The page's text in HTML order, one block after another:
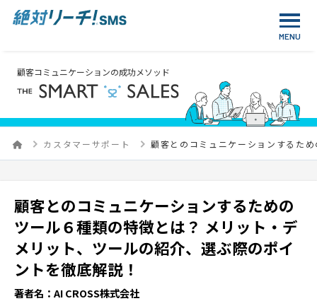
顧客コミュニケーションの成功メソッド
カスタマーサポート 顧客とのコミュニケーションするた
顧客とのコミュニケーションするための
ツール６種類の特徴とは？ メリット・デ
メリット、ツールの紹介、選ぶ際のポイ
ントを徹底解説！
著者名：AI CROSS株式会社